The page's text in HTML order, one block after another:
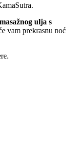
ulja s
vam prekrasnu noć